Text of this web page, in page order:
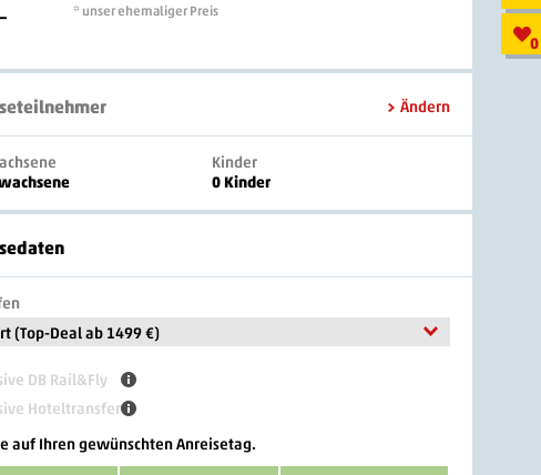
0
* unser ehemaliger Preis
Ändern
Kinder
0 Kinder
(Top-Deal ab 1499 €)
DB Rail&Fly
Hoteltransfer
auf Ihren gewünschten Anreisetag.